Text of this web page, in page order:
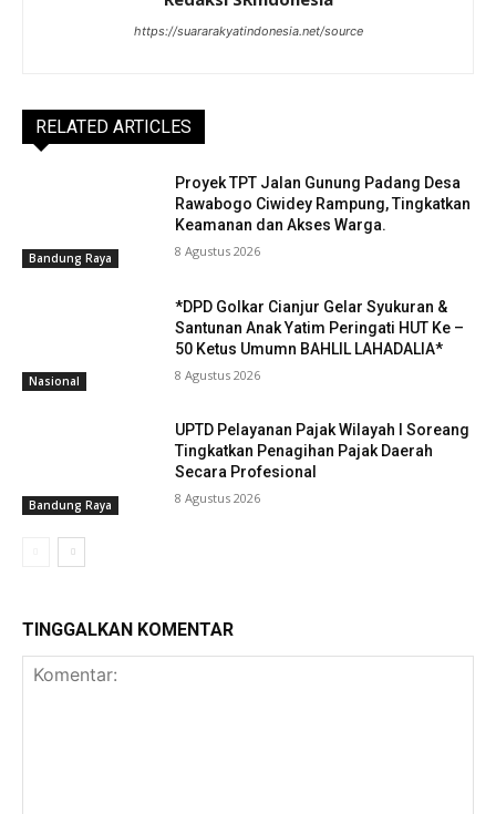
https://suararakyatindonesia.net/source
RELATED ARTICLES
Bandung Raya
Proyek TPT Jalan Gunung Padang Desa
Rawabogo Ciwidey Rampung, Tingkatkan
Keamanan dan Akses Warga.
8 Agustus 2026
Nasional
*DPD Golkar Cianjur Gelar Syukuran &
Santunan Anak Yatim Peringati HUT Ke –
50 Ketus Umumn BAHLIL LAHADALIA*
8 Agustus 2026
Bandung Raya
UPTD Pelayanan Pajak Wilayah I Soreang
Tingkatkan Penagihan Pajak Daerah
Secara Profesional
8 Agustus 2026
TINGGALKAN KOMENTAR